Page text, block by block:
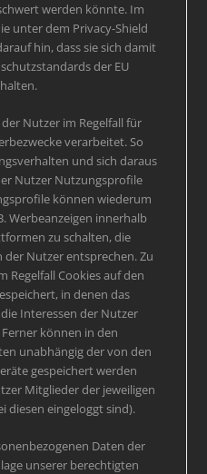
werden könnte. Im
unter dem Privacy-Shield
hin, dass sie sich damit
der EU
Nutzer im Regelfall für
verarbeitet. So
und sich daraus
Nutzer Nutzungsprofile
können wiederum
Werbeanzeigen innerhalb
zu schalten, die
Nutzer entsprechen. Zu
Regelfall Cookies auf den
in denen das
Interessen der Nutzer
können in den
unabhängig der von den
gespeichert werden
Mitglieder der jeweiligen
diesen eingeloggt sind).
Daten der
unserer berechtigten